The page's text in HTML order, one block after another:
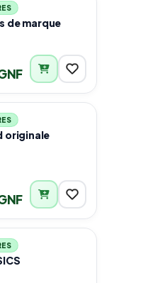
de marque
1
originale
6